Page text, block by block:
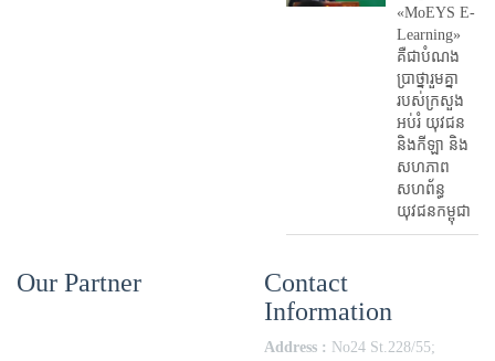
«MoEYS E-
Learning»
គឺជាបំណង
ប្រាថ្នារួមគ្នា
របស់ក្រសួង
អប់រំ​ យុវជន
និងកីឡា និង
សហភាព
សហព័ន្ធ
យុវជនកម្ពុជា
Our Partner
Contact
Information
Address : No24 St.228/55;